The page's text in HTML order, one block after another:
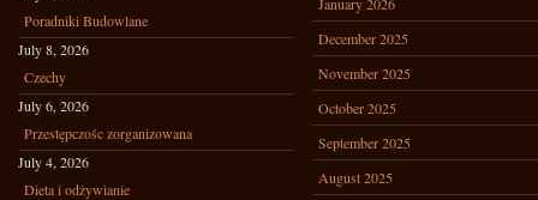
Poradniki Budowlane
July 8, 2026
Czechy
July 6, 2026
Przestępczośc zorganizowana
July 4, 2026
Dieta i odżywianie
December 2025
November 2025
October 2025
September 2025
August 2025